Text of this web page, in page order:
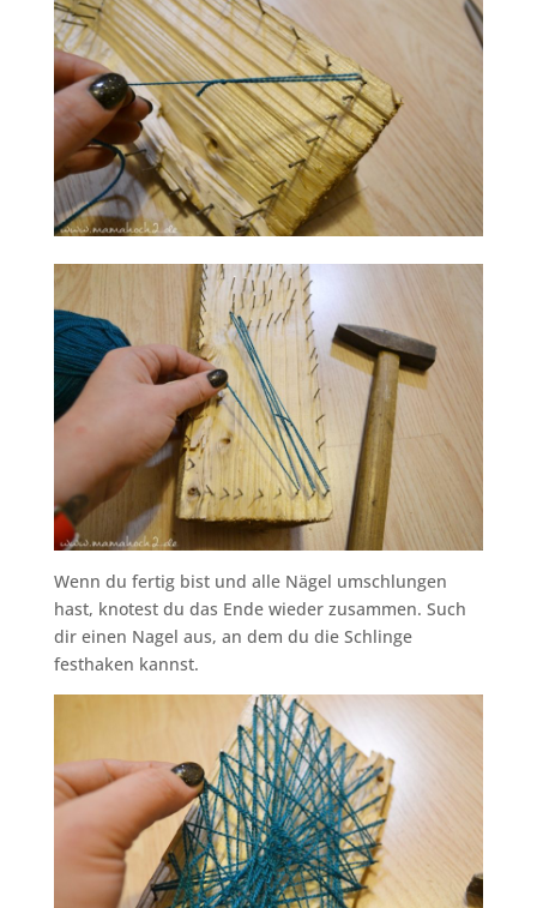
Wenn du fertig bist und alle Nägel umschlungen
hast, knotest du das Ende wieder zusammen. Such
dir einen Nagel aus, an dem du die Schlinge
festhaken kannst.